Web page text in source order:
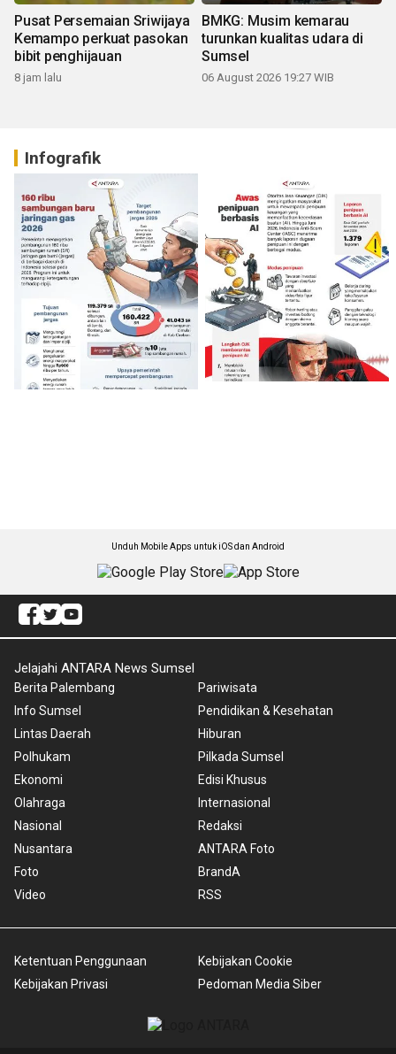
Pusat Persemaian Sriwijaya
Kemampo perkuat pasokan
bibit penghijauan
8 jam lalu
BMKG: Musim kemarau
turunkan kualitas udara di
Sumsel
06 August 2026 19:27 WIB
Infografik
Unduh Mobile Apps untuk iOS dan Android
Jelajahi ANTARA News Sumsel
Berita Palembang
Info Sumsel
Lintas Daerah
Polhukam
Ekonomi
Olahraga
Nasional
Nusantara
Foto
Video
Pariwisata
Pendidikan & Kesehatan
Hiburan
Pilkada Sumsel
Edisi Khusus
Internasional
Redaksi
ANTARA Foto
BrandA
RSS
Ketentuan Penggunaan
Kebijakan Privasi
Kebijakan Cookie
Pedoman Media Siber